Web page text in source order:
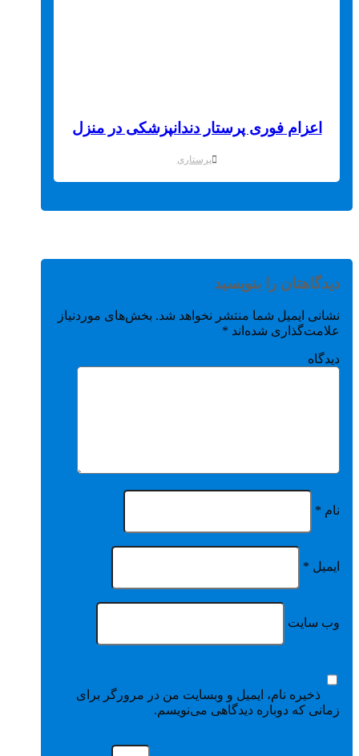
اعزام فوری پرستار دندانپزشکی در منزل
پرستاری
دیدگاهتان را بنویسید
نشانی ایمیل شما منتشر نخواهد شد. بخش‌های موردنیاز
علامت‌گذاری شده‌اند *
دیدگاه
نام *
ایمیل *
وب‌ سایت
ذخیره نام، ایمیل و وبسایت من در مرورگر برای
زمانی که دوباره دیدگاهی می‌نویسم.